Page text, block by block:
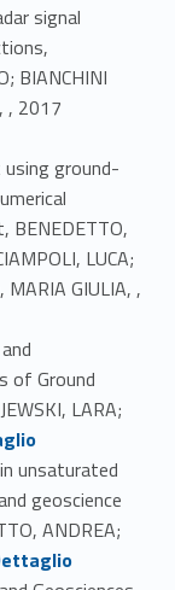
signal
BIANCHINI
, 2017
ground-
BENEDETTO,
LUCA;
MARIA GIULIA, ,
of Ground
LARA;
unsaturated
geoscience
ANDREA;